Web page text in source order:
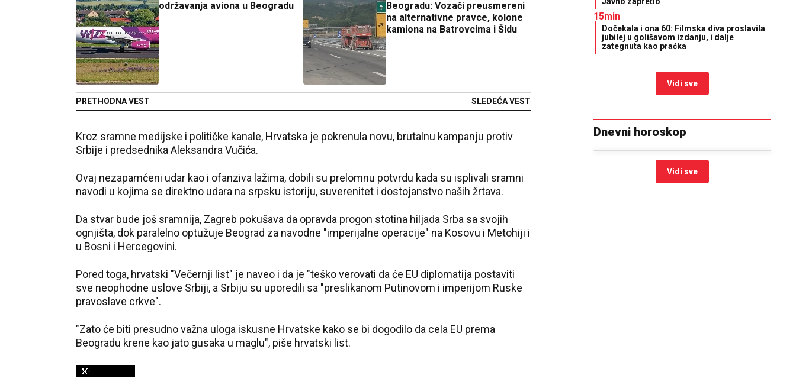
održavanja aviona u Beogradu
PRETHODNA VEST
Beogradu: Vozači preusmereni
na alternativne pravce, kolone
kamiona na Batrovcima i Šidu
SLEDEĆA VEST
Kroz sramne medijske i političke kanale, Hrvatska je pokrenula novu, brutalnu kampanju protiv
Srbije i predsednika Aleksandra Vučića.
Ovaj nezapamćeni udar kao i ofanziva lažima, dobili su prelomnu potvrdu kada su isplivali sramni
navodi u kojima se direktno udara na srpsku istoriju, suverenitet i dostojanstvo naših žrtava.
Da stvar bude još sramnija, Zagreb pokušava da opravda progon stotina hiljada Srba sa svojih
ognjišta, dok paralelno optužuje Beograd za navodne "imperijalne operacije" na Kosovu i Metohiji i
u Bosni i Hercegovini.
Pored toga, hrvatski "Večernji list" je naveo i da je "teško verovati da će EU diplomatija postaviti
sve neophodne uslove Srbiji, a Srbiju su uporedili sa "preslikanom Putinovom i imperijom Ruske
pravoslave crkve".
"Zato će biti presudno važna uloga iskusne Hrvatske kako se bi dogodilo da cela EU prema
Beogradu krene kao jato gusaka u maglu", piše hrvatski list.
15min
Dočekala i ona 60: Filmska diva proslavila
jubilej u golišavom izdanju, i dalje
zategnuta kao praćka
Vidi sve
Dnevni horoskop
Vidi sve